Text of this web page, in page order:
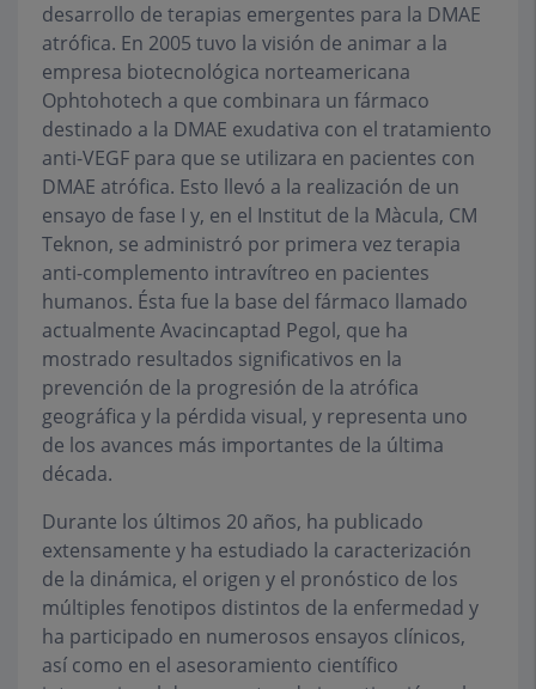
desarrollo de terapias emergentes para la DMAE
atrófica. En 2005 tuvo la visión de animar a la
empresa biotecnológica norteamericana
Ophtohotech a que combinara un fármaco
destinado a la DMAE exudativa con el tratamiento
anti-VEGF para que se utilizara en pacientes con
DMAE atrófica. Esto llevó a la realización de un
ensayo de fase I y, en el Institut de la Màcula, CM
Teknon, se administró por primera vez terapia
anti-complemento intravítreo en pacientes
humanos. Ésta fue la base del fármaco llamado
actualmente Avacincaptad Pegol, que ha
mostrado resultados significativos en la
prevención de la progresión de la atrófica
geográfica y la pérdida visual, y representa uno
de los avances más importantes de la última
década.
Durante los últimos 20 años, ha publicado
extensamente y ha estudiado la caracterización
de la dinámica, el origen y el pronóstico de los
múltiples fenotipos distintos de la enfermedad y
ha participado en numerosos ensayos clínicos,
así como en el asesoramiento científico